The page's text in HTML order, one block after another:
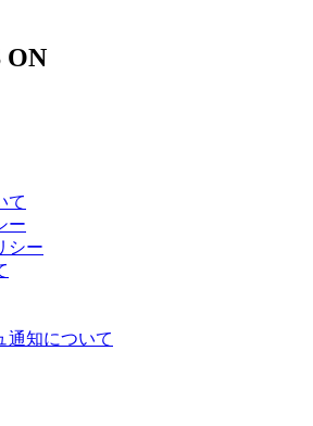
て
ー
シー
通知について